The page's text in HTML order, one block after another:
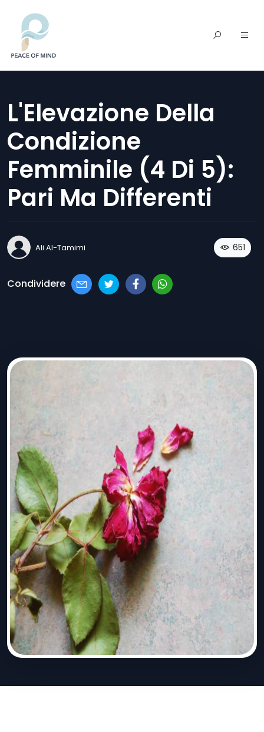
L'Elevazione Della
Condizione
Femminile (4 Di 5):
Pari Ma Differenti
Ali Al-Tamimi 651
Condividere